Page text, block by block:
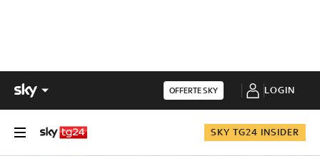
OFFERTE SKY LOGIN
SKY TG24 INSIDER